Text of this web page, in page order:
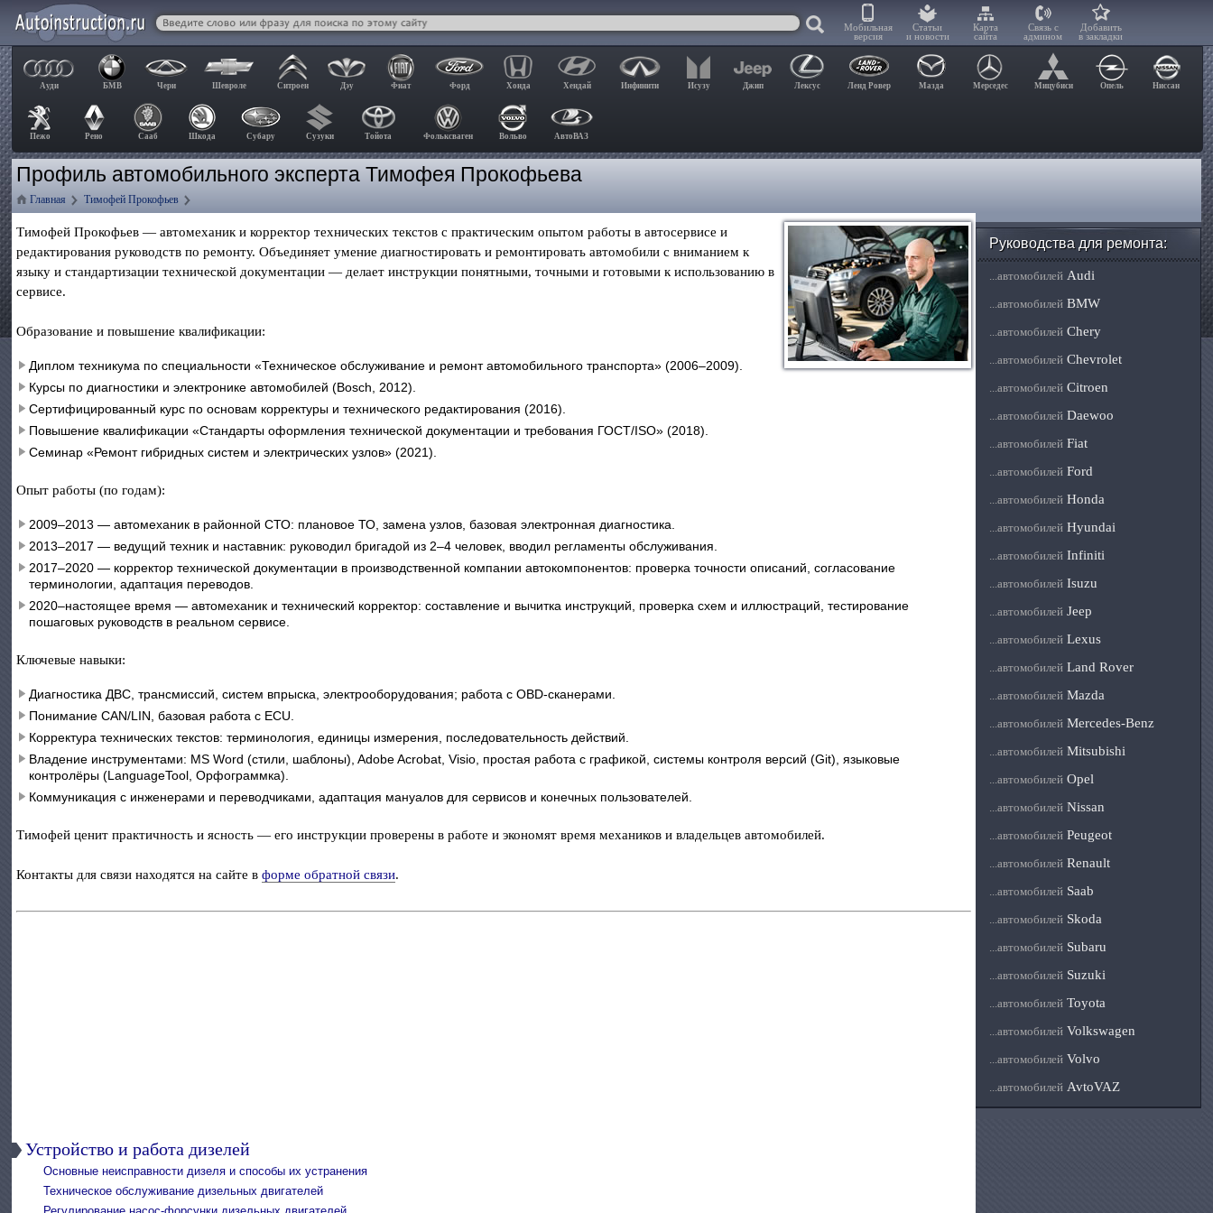
Мобильная
версия
Статьи
и новости
Карта
сайта
Связь с
админом
Добавить
в закладки
Ауди БМВ Чери Шевроле Ситроен Дэу Фиат Форд Хонда Хендай Инфинити Исузу Джип Лексус Ленд Ровер Мазда Мерседес Мицубиси Опель Ниссан
Пежо Рено Сааб Шкода Субару Сузуки Тойота Фольксваген Вольво АвтоВАЗ
Профиль автомобильного эксперта Тимофея Прокофьева
Главная Тимофей Прокофьев
Тимофей Прокофьев — автомеханик и корректор технических текстов с практическим опытом работы в автосервисе и
редактирования руководств по ремонту. Объединяет умение диагностировать и ремонтировать автомобили с вниманием к
языку и стандартизации технической документации — делает инструкции понятными, точными и готовыми к использованию в
сервисе.
Образование и повышение квалификации:
Диплом техникума по специальности «Техническое обслуживание и ремонт автомобильного транспорта» (2006–2009).
Курсы по диагностики и электронике автомобилей (Bosch, 2012).
Сертифицированный курс по основам корректуры и технического редактирования (2016).
Повышение квалификации «Стандарты оформления технической документации и требования ГОСТ/ISO» (2018).
Семинар «Ремонт гибридных систем и электрических узлов» (2021).
Опыт работы (по годам):
2009–2013 — автомеханик в районной СТО: плановое ТО, замена узлов, базовая электронная диагностика.
2013–2017 — ведущий техник и наставник: руководил бригадой из 2–4 человек, вводил регламенты обслуживания.
2017–2020 — корректор технической документации в производственной компании автокомпонентов: проверка точности описаний, согласование
терминологии, адаптация переводов.
2020–настоящее время — автомеханик и технический корректор: составление и вычитка инструкций, проверка схем и иллюстраций, тестирование
пошаговых руководств в реальном сервисе.
Ключевые навыки:
Диагностика ДВС, трансмиссий, систем впрыска, электрооборудования; работа с OBD-сканерами.
Понимание CAN/LIN, базовая работа с ECU.
Корректура технических текстов: терминология, единицы измерения, последовательность действий.
Владение инструментами: MS Word (стили, шаблоны), Adobe Acrobat, Visio, простая работа с графикой, системы контроля версий (Git), языковые
контролёры (LanguageTool, Орфограммка).
Коммуникация с инженерами и переводчиками, адаптация мануалов для сервисов и конечных пользователей.
Тимофей ценит практичность и ясность — его инструкции проверены в работе и экономят время механиков и владельцев автомобилей.
Контакты для связи находятся на сайте вформе обратной связи.
Устройство и работа дизелей
Основные неисправности дизеля и способы их устранения
Техническое обслуживание дизельных двигателей
Руководства для ремонта:
...автомобилейAudi
...автомобилейBMW
...автомобилейChery
...автомобилейChevrolet
...автомобилейCitroen
...автомобилейDaewoo
...автомобилейFiat
...автомобилейFord
...автомобилейHonda
...автомобилейHyundai
...автомобилейInfiniti
...автомобилейIsuzu
...автомобилейJeep
...автомобилейLexus
...автомобилейLand Rover
...автомобилейMazda
...автомобилейMercedes-Benz
...автомобилейMitsubishi
...автомобилейOpel
...автомобилейNissan
...автомобилейPeugeot
...автомобилейRenault
...автомобилейSaab
...автомобилейSkoda
...автомобилейSubaru
...автомобилейSuzuki
...автомобилейToyota
...автомобилейVolkswagen
...автомобилейVolvo
...автомобилейAvtoVAZ